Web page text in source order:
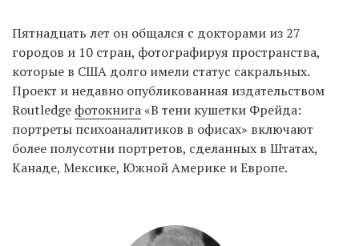
Пятнадцать лет он общался с докторами из 27
городов и 10 стран, фотографируя пространства,
которые в США долго имели статус сакральных.
Проект и недавно опубликованная издательством
Routledge фотокнига«В тени кушетки Фрейда:
портреты психоаналитиков в офисах» включают
более полусотни портретов, сделанных в Штатах,
Канаде, Мексике, Южной Америке и Европе.